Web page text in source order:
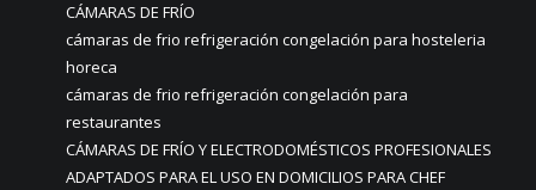
CÁMARAS DE FRÍO
cámaras de frio refrigeración congelación para hosteleria
horeca
cámaras de frio refrigeración congelación para
restaurantes
CÁMARAS DE FRÍO Y ELECTRODOMÉSTICOS PROFESIONALES
ADAPTADOS PARA EL USO EN DOMICILIOS PARA CHEF